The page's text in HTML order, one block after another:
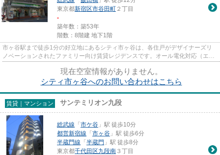
東京都新宿区市谷田町 ２丁目
-
築年数：築53年
階数：8階建 地下1階
市ヶ谷駅まで徒歩1分の好立地にあるシティ市ヶ谷は、各住戸がデザイナーズリ
ノベーションされたファミリー向け賃貸レジデンスです。オール電化対応（エコ
現在空室情報がありません。
シティ市ヶ谷へのお問い合わせはこちら
賃貸｜マンション サンテミリオン九段
総武線 「 市ケ谷 」駅 徒歩10分
都営新宿線 「 市ヶ谷 」駅 徒歩6分
半蔵門線 「 半蔵門 」駅 徒歩8分
東京都千代田区九段南 ３丁目